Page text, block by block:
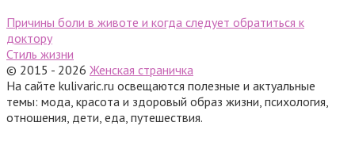
Причины боли в животе и когда следует обратиться к
доктору
Стиль жизни
© 2015 - 2026 Женская страничка
На сайте kulivaric.ru освещаются полезные и актуальные
темы: мода, красота и здоровый образ жизни, психология,
отношения, дети, еда, путешествия.